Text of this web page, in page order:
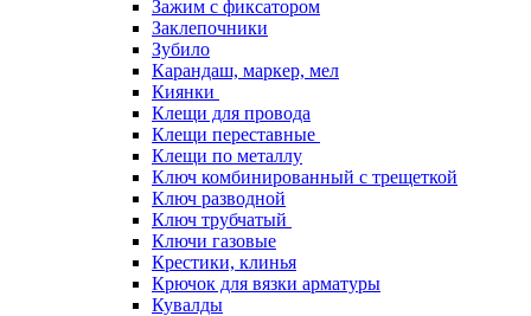
Зажим с фиксатором
Заклепочники
Зубило
Карандаш, маркер, мел
Киянки
Клещи для провода
Клещи переставные
Клещи по металлу
Ключ комбинированный с трещеткой
Ключ разводной
Ключ трубчатый
Ключи газовые
Крестики, клинья
Крючок для вязки арматуры
Кувалды